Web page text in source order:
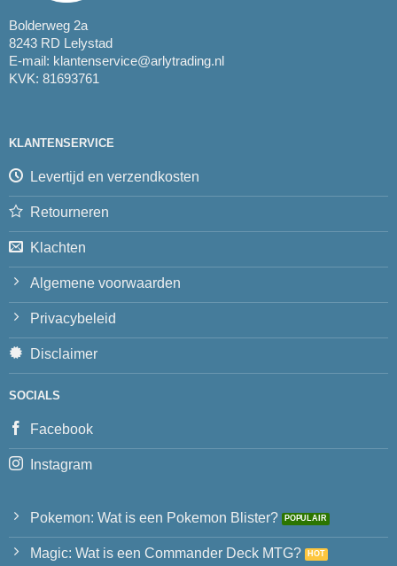
Bolderweg 2a
8243 RD Lelystad
E-mail: klantenservice@arlytrading.nl
KVK: 81693761
KLANTENSERVICE
Levertijd en verzendkosten
Retourneren
Klachten
Algemene voorwaarden
Privacybeleid
Disclaimer
SOCIALS
Facebook
Instagram
Pokemon: Wat is een Pokemon Blister?
Magic: Wat is een Commander Deck MTG?